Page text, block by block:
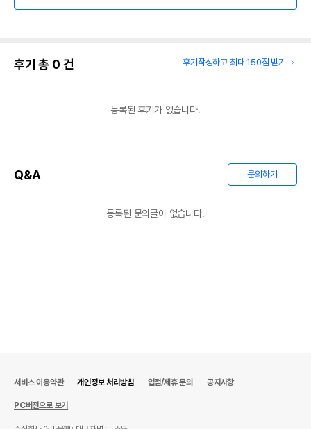
후기 총 0 건 후기작성하고 최대 150점 받기
등록된 후기가 없습니다.
Q&A 문의하기
등록된 문의글이 없습니다.
서비스 이용약관 개인정보 처리방침 입점/제휴 문의 공지사항
PC버전으로 보기